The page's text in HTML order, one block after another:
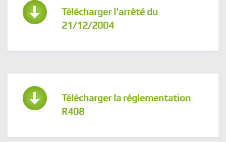
Télécharger l'arrêté du
21/12/2004
Télécharger la réglementation
R408